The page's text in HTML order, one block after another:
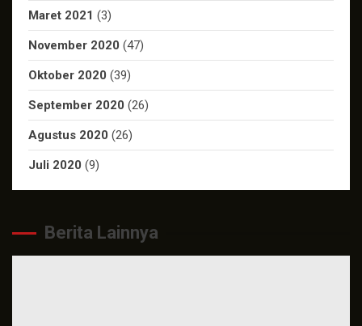
Maret 2021 (3)
November 2020 (47)
Oktober 2020 (39)
September 2020 (26)
Agustus 2020 (26)
Juli 2020 (9)
Berita Lainnya